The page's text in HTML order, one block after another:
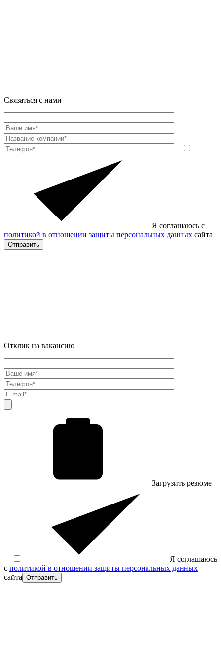
Связаться с нами
Я соглашаюсь с
политикой в отношении защиты персональных данных сайта
Отправить
Отклик на вакансию
Загрузить резюме
Я соглашаюсь
с политикой в отношении защиты персональных данных
сайта Отправить